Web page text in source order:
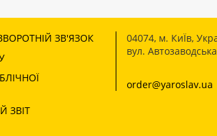
ЗВ'ЯЗОК
ЗВІТ
04074, м. КиЇв,
вул.
order@yaroslav.ua